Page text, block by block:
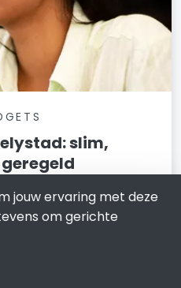
slim,
te denken uit het
van Apple. Tijdens
in de bus naar
— Airpods zie
jouw ervaring met deze
om gerichte